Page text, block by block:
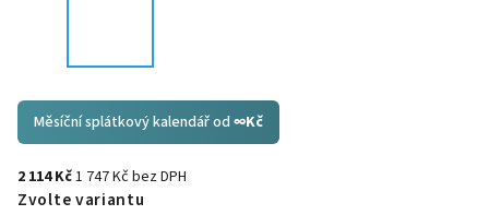
Měsíční splátkový kalendář od ∞Kč
2 114 Kč1 747 Kč bez DPH
Zvolte variantu